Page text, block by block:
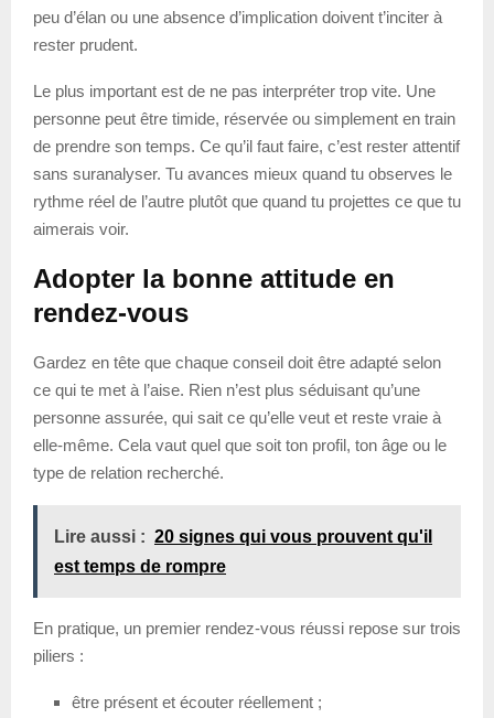
peu d’élan ou une absence d’implication doivent t’inciter à
rester prudent.
Le plus important est de ne pas interpréter trop vite. Une
personne peut être timide, réservée ou simplement en train
de prendre son temps. Ce qu’il faut faire, c’est rester attentif
sans suranalyser. Tu avances mieux quand tu observes le
rythme réel de l’autre plutôt que quand tu projettes ce que tu
aimerais voir.
Adopter la bonne attitude en
rendez-vous
Gardez en tête que chaque conseil doit être adapté selon
ce qui te met à l’aise. Rien n’est plus séduisant qu’une
personne assurée, qui sait ce qu’elle veut et reste vraie à
elle-même. Cela vaut quel que soit ton profil, ton âge ou le
type de relation recherché.
Lire aussi : 20 signes qui vous prouvent qu'il
est temps de rompre
En pratique, un premier rendez-vous réussi repose sur trois
piliers :
être présent et écouter réellement ;